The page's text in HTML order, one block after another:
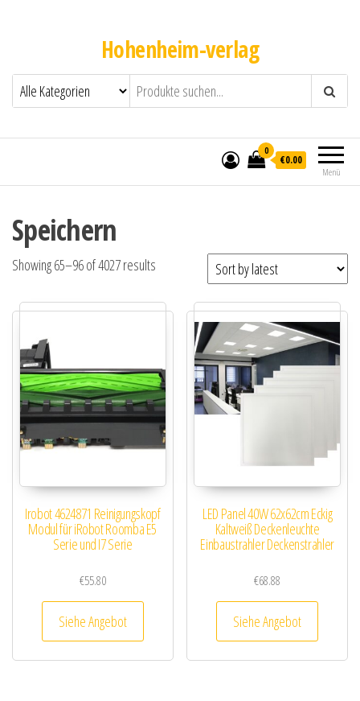
Hohenheim-verlag
Menü
0
€0.00
Speichern
Showing 65–96 of 4027 results
Irobot 4624871 Reinigungskopf
Modul für iRobot Roomba E5
Serie und I7 Serie
€55.80
Siehe Angebot
LED Panel 40W 62x62cm Eckig
Kaltweiß Deckenleuchte
Einbaustrahler Deckenstrahler
€68.88
Siehe Angebot